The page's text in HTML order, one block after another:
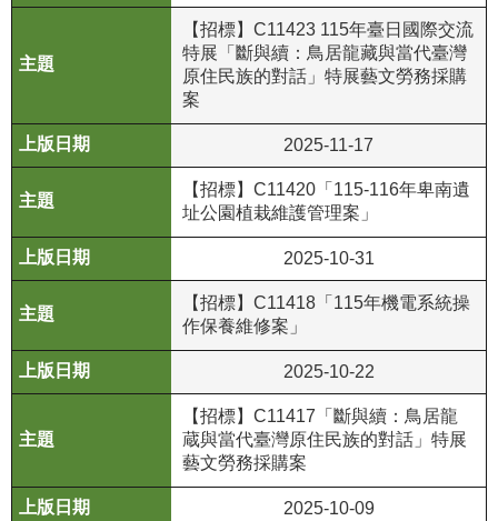
務
皮
政
府
公
資
【招標】C11423 115年臺日國際交流
特展「斷與續：鳥居龍藏與當代臺灣
原住民族的對話」特展藝文勞務採購
案
2025-11-17
【招標】C11420「115-116年卑南遺
址公園植栽維護管理案」
2025-10-31
【招標】C11418「115年機電系統操
作保養維修案」
2025-10-22
【招標】C11417「斷與續：鳥居龍
蔵與當代臺灣原住民族的對話」特展
藝文勞務採購案
2025-10-09